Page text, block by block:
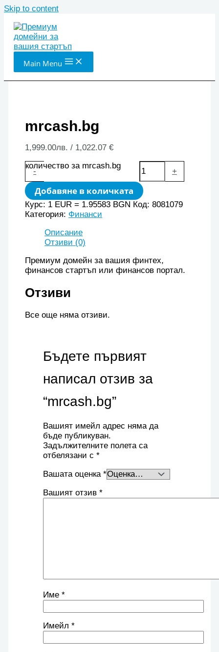
Skip to content
Main Menu
mrcash.bg
1,999.00лв. / 1,022.07 €
-
количество за mrcash.bg
+
Добавяне в количката
Курс: 1 EUR = 1.95583 BGN Код:8081079
Категория: Финанси
Описание
Отзиви (0)
Премиум домейн за вашия финтех,
финансов стартъп или финансов портал.
Отзиви
Все още няма отзиви.
Бъдете първият
написал отзив за
“mrcash.bg”
Вашият имейл адрес няма да
бъде публикуван.
Задължителните полета са
отбелязани с *
Вашата оценка *
Вашият отзив *
Име *
Имейл *